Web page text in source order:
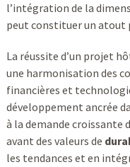
l’intégration de la
peut constituer un atout
La réussite d’un projet
une harmonisation des
financières et
développement ancrée
à la demande croissante
avant des valeurs de
les tendances et en